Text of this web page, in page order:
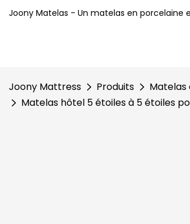
Joony Matelas - Un matelas en
Joony Mattress Produits
Matelas
Matelas hôtel 5 étoiles à 5 étoiles